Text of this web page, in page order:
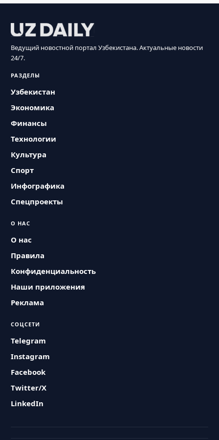
Ведущий новостной портал Узбекистана. Актуальные новости
24/7.
РАЗДЕЛЫ
Узбекистан
Экономика
Финансы
Технологии
Культура
Спорт
Инфографика
Спецпроекты
О НАС
О нас
Правила
Конфиденциальность
Наши приложения
Реклама
СОЦСЕТИ
Telegram
Instagram
Facebook
Twitter/X
LinkedIn